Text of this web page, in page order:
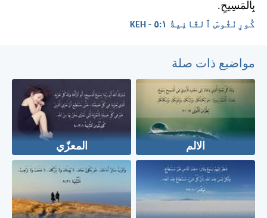
بِالْمَسِيحِ.
كُورِنْثُوسَ ٱلثَّانِيةُ ١:‏٥ - KEH
مواضيع ذات صلة
الالم المعزّي